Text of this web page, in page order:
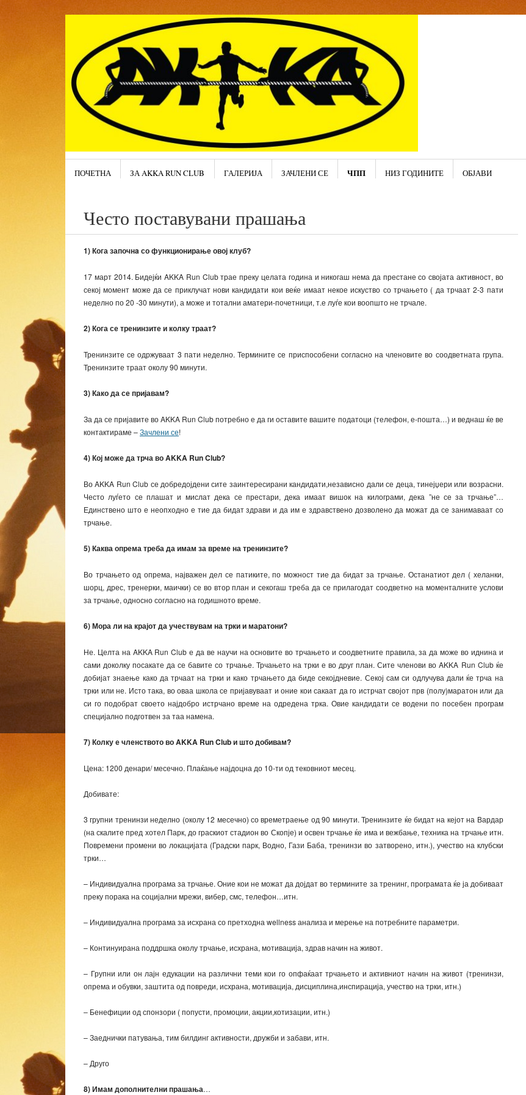
SKIP TO CONTENT
ПОЧЕТНА ЗА AKKA RUN CLUB ГАЛЕРИЈА ЗАЧЛЕНИ СЕ ЧПП НИЗ ГОДИНИТЕ ОБЈАВИ
Често поставувани прашања
1) Кога започнa со функционирање овој клуб?
17 март 2014. Бидејќи AKKA Run Club трае преку целата година и никогаш нема да престане со својата активност, во
секој момент може да се приклучат нови кандидати кои веќе имаат некое искуство со трчањето ( да трчаат 2-3 пати
неделно по 20 -30 минути), а може и тотални аматери-почетници, т.е луѓе кои воопшто не трчале.
2) Кога се тренинзите и колку траат?
Тренинзите се одржуваат 3 пати неделно. Термините се приспособени согласно на членовите во соодветната група.
Тренинзите траат околу 90 минути.
3) Како да се пријавам?
За да се пријавите во AKKA Run Club потребно е да ги оставите вашите податоци (телефон, е-пошта…) и веднаш ќе ве
контактираме –Зачлени се!
4) Кој може да трча во AKKA Run Club?
Во AKKA Run Club се добредојдени сите заинтересирани кандидати,независно дали се деца, тинејџери или возрасни.
Често луѓето се плашат и мислат дека се престари, дека имаат вишок на килограми, дека ”не се за трчање”…
Единствено што е неопходно е тие да бидат здрави и да им е здравствено дозволено да можат да се занимаваат со
трчање.
5) Каква опрема треба да имам за време на тренинзите?
Во трчањето од опрема, најважен дел се патиките, по можност тие да бидат за трчање. Останатиот дел ( хеланки,
шорц, дрес, тренерки, маички) се во втор план и секогаш треба да се прилагодат соодветно на моменталните услови
за трчање, односно согласно на годишното време.
6) Мора ли на крајот да учествувам на трки и маратони?
Не. Целта на AKKA Run Club е да ве научи на основите во трчањето и соодветните правила, за да може во иднина и
сами доколку посакате да се бавите со трчање. Трчањето на трки е во друг план. Сите членови во AKKA Run Club ќе
добијат знаење како да трчаат на трки и како трчањето да биде секојдневие. Секој сам си одлучува дали ќе трча на
трки или не. Исто така, во оваа школа се пријавуваат и оние кои сакаат да го истрчат својот прв (полу)маратон или да
си го подобрат своето најдобро истрчано време на одредена трка. Овие кандидати се водени по посебен програм
специјално подготвен за таа намена.
7) Колку е членството во AKKA Run Club и што добивам?
Цена: 1200 денари/ месечно. Плаќање најдоцна до 10-ти од тековниот месец.
Добивате:
3 групни тренинзи неделно (околу 12 месечно) со времетраење од 90 минути. Тренинзите ќе бидат на кејот на Вардар
(на скалите пред хотел Парк, до граскиот стадион во Скопје) и освен трчање ќе има и вежбање, техника на трчање итн.
Повремени промени во локацијата (Градски парк, Водно, Гази Баба, тренинзи во затворено, итн.), учество на клубски
трки…
– Индивидуална програма за трчање. Оние кои не можат да дојдат во термините за тренинг, програмата ќе ја добиваат
преку порака на социјални мрежи, вибер, смс, телефон…итн.
– Индивидуална програма за исхрана со претходна wellness анализа и мерење на потребните параметри.
– Континуирана поддршка околу трчање, исхрана, мотивација, здрав начин на живот.
– Групни или он лајн едукации на различни теми кои го опфаќаат трчањето и активниот начин на живот (тренинзи,
опрема и обувки, заштита од повреди, исхрана, мотивација, дисциплина,инспирација, учество на трки, итн.)
– Бенефиции од спонзори ( попусти, промоции, акции,котизации, итн.)
– Заеднички патувања, тим билдинг активности, дружби и забави, итн.
– Друго
8) Имам дополнителни прашања…